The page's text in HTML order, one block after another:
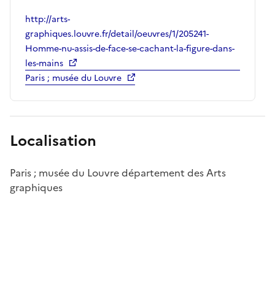
http://arts-
graphiques.louvre.fr/detail/oeuvres/1/205241-
Homme-nu-assis-de-face-se-cachant-la-figure-dans-
les-mains
Paris ; musée du Louvre
Localisation
Paris ; musée du Louvre département des Arts
graphiques